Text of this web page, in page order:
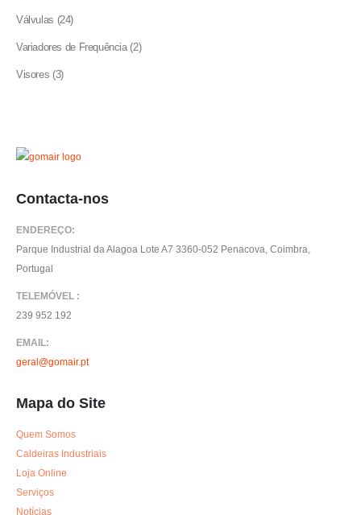
Válvulas 2424
Variadores de Frequência 22
Visores 33
Contacta-nos
ENDEREÇO:
Parque Industrial da Alagoa Lote A7 3360-052 Penacova, Coimbra,
Portugal
TELEMÓVEL :
239 952 192
EMAIL:
geral@gomair.pt
Mapa do Site
Quem Somos
Caldeiras Industriais
Loja Online
Serviços
Notícias